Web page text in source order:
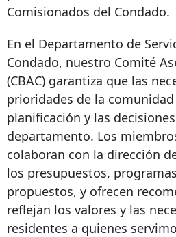
Comisionados del Condado.
En el Departamento de
Condado, nuestro Comité
(CBAC) garantiza que las
prioridades de la
planificación y las
departamento. Los
colaboran con la dirección
los presupuestos,
propuestos, y ofrecen
reflejan los valores y las
residentes a quienes